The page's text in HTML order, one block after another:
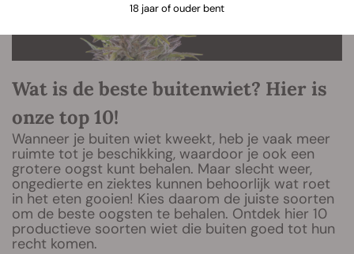
Wat is de beste buitenwiet? Hier is
onze top 10!
Wanneer je buiten wiet kweekt, heb je vaak meer
ruimte tot je beschikking, waardoor je ook een
grotere oogst kunt behalen. Maar slecht weer,
ongedierte en ziektes kunnen behoorlijk wat roet
in het eten gooien! Kies daarom de juiste soorten
om de beste oogsten te behalen. Ontdek hier 10
productieve soorten wiet die buiten goed tot hun
recht komen.
18 jaar of ouder bent